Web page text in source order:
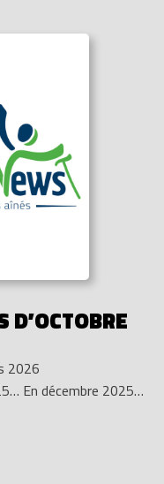
D’OCTOBRE
2026
En décembre 2025…